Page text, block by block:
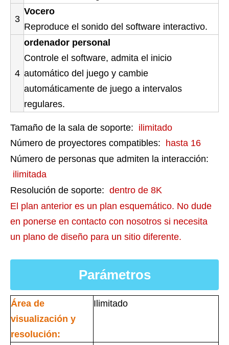
3
Vocero
Reproduce el sonido del software interactivo.
4
ordenador personal
Controle el software, admita el inicio
automático del juego y cambie
automáticamente de juego a intervalos
regulares.
Tamaño de la sala de soporte: ilimitado
Número de proyectores compatibles:
hasta 16
Número de personas que admiten la interacción:
ilimitada
Resolución de soporte: dentro de 8K
El plan anterior es un plan esquemático. No dude
en ponerse en contacto con nosotros si necesita
un plano de diseño para un sitio diferente.
Parámetros
Área de
visualización y
resolución:
Ilimitado